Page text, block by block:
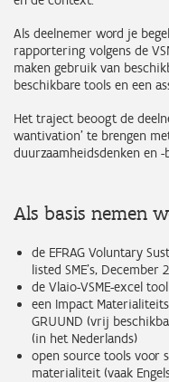
Als deelnemer word je
rapportering volgens de
maken gebruik van
beschikbare tools en een
Het traject beoogt de
wantivation' te brengen
duurzaamheidsdenken en -
Als basis nemen
de EFRAG Voluntary
listed SME’s, December
de Vlaio-VSME-excel
een Impact
GRUUND (vrij
(in het Nederlands)
open source tools voor
materialiteit (vaak